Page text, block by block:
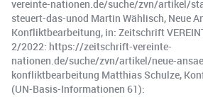
vereinte-nationen.de/suche/zvn/artikel/
steuert-das-unod Martin Wählisch, Neue
Konfliktbearbeitung, in: Zeitschrift
2/2022: https://zeitschrift-vereinte-
nationen.de/suche/zvn/artikel/neue-
konfliktbearbeitung Matthias Schulze,
(UN-Basis-Informationen 61):